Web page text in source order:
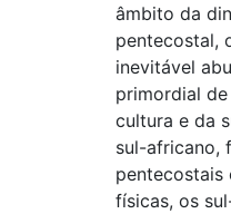
âmbito da
pentecostal,
inevitável
primordial
cultura e da
sul-africano,
pentecostais
físicas, os